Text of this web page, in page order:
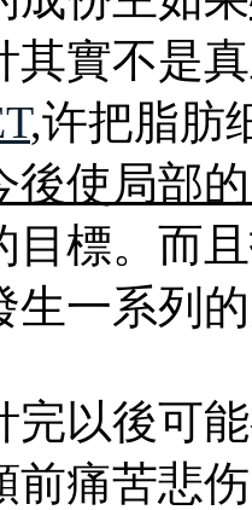
其實不是
,许把脂肪
後使局部
目標。而
生一系列
完以後可
前痛苦悲